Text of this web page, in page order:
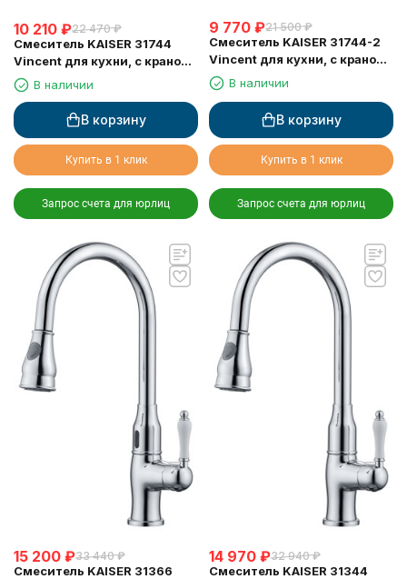
10 210 ₽22 470 ₽
Смеситель KAISER 31744
Vincent для кухни, с краном
для питьевой воды, хром
В наличии
В корзину
Купить в 1 клик
Запрос счета для юрлиц
9 770 ₽21 500 ₽
Смеситель KAISER 31744-2
Vincent для кухни, с краном
для питьевой воды, черный
мрамор
В наличии
В корзину
Купить в 1 клик
Запрос счета для юрлиц
15 200 ₽33 440 ₽
Смеситель KAISER 31366
14 970 ₽32 940 ₽
Смеситель KAISER 31344